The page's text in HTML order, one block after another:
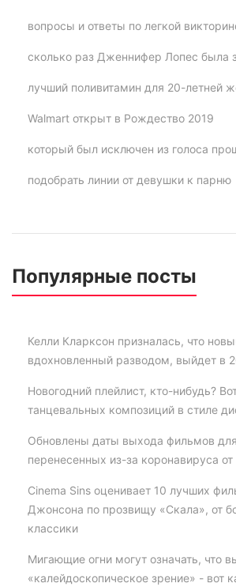
вопросы и ответы по легкой
сколько раз Дженнифер Лопес была
лучший поливитамин для 20-летней
Walmart открыт в Рождество 2019
который был исключен из голоса
подобрать линии от девушки к парню
Популярные посты
Келли Кларксон призналась, что
вдохновленный разводом, выйдет в
Новогодний плейлист, кто-нибудь?
танцевальных композиций в стиле
Обновлены даты выхода фильмов
перенесенных из-за коронавируса от
Cinema Sins оценивает 10 лучших
Джонсона по прозвищу «Скала», от
классики
Мигающие огни могут означать, что
«калейдоскопическое зрение» - вот